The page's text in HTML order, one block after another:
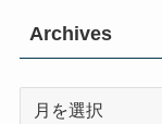
Archives
Archives